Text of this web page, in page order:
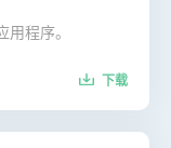
程序。
下载